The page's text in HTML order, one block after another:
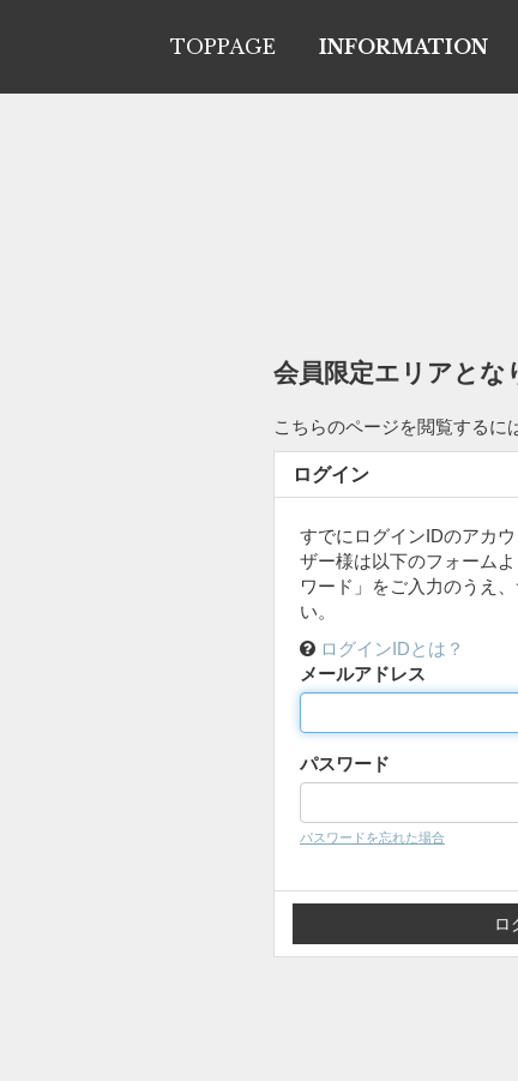
TOPPAGE INFORMATION
会員限定エリアとな
こちらのページを閲覧するに
ログイン
すでにログインIDのアカ
ザー様は以下のフォーム
ワード」をご入力のうえ
い。
ログインIDとは？
メールアドレス
パスワード
パスワードを忘れた場合